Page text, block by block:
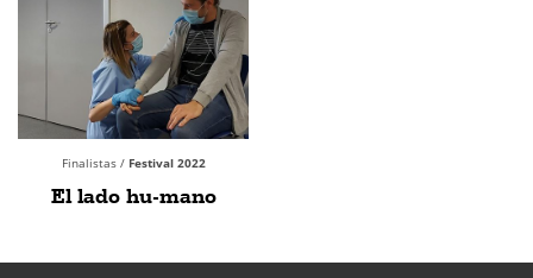
Finalistas / Festival 2022
El lado hu-mano